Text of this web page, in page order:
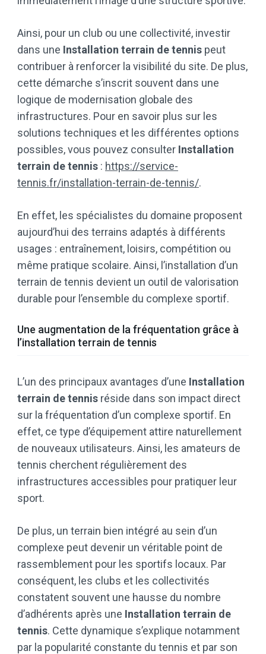
Ainsi, pour un club ou une collectivité, investir
dans une Installation terrain de tennis peut
contribuer à renforcer la visibilité du site. De plus,
cette démarche s’inscrit souvent dans une
logique de modernisation globale des
infrastructures. Pour en savoir plus sur les
solutions techniques et les différentes options
possibles, vous pouvez consulter Installation
terrain de tennis : https://service-
tennis.fr/installation-terrain-de-tennis/.
En effet, les spécialistes du domaine proposent
aujourd’hui des terrains adaptés à différents
usages : entraînement, loisirs, compétition ou
même pratique scolaire. Ainsi, l’installation d’un
terrain de tennis devient un outil de valorisation
durable pour l’ensemble du complexe sportif.
Une augmentation de la fréquentation grâce à
l’installation terrain de tennis
L’un des principaux avantages d’une Installation
terrain de tennis réside dans son impact direct
sur la fréquentation d’un complexe sportif. En
effet, ce type d’équipement attire naturellement
de nouveaux utilisateurs. Ainsi, les amateurs de
tennis cherchent régulièrement des
infrastructures accessibles pour pratiquer leur
sport.
De plus, un terrain bien intégré au sein d’un
complexe peut devenir un véritable point de
rassemblement pour les sportifs locaux. Par
conséquent, les clubs et les collectivités
constatent souvent une hausse du nombre
d’adhérents après une Installation terrain de
tennis. Cette dynamique s’explique notamment
par la popularité constante du tennis et par son